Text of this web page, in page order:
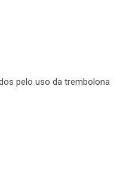
pelo uso da trembolona